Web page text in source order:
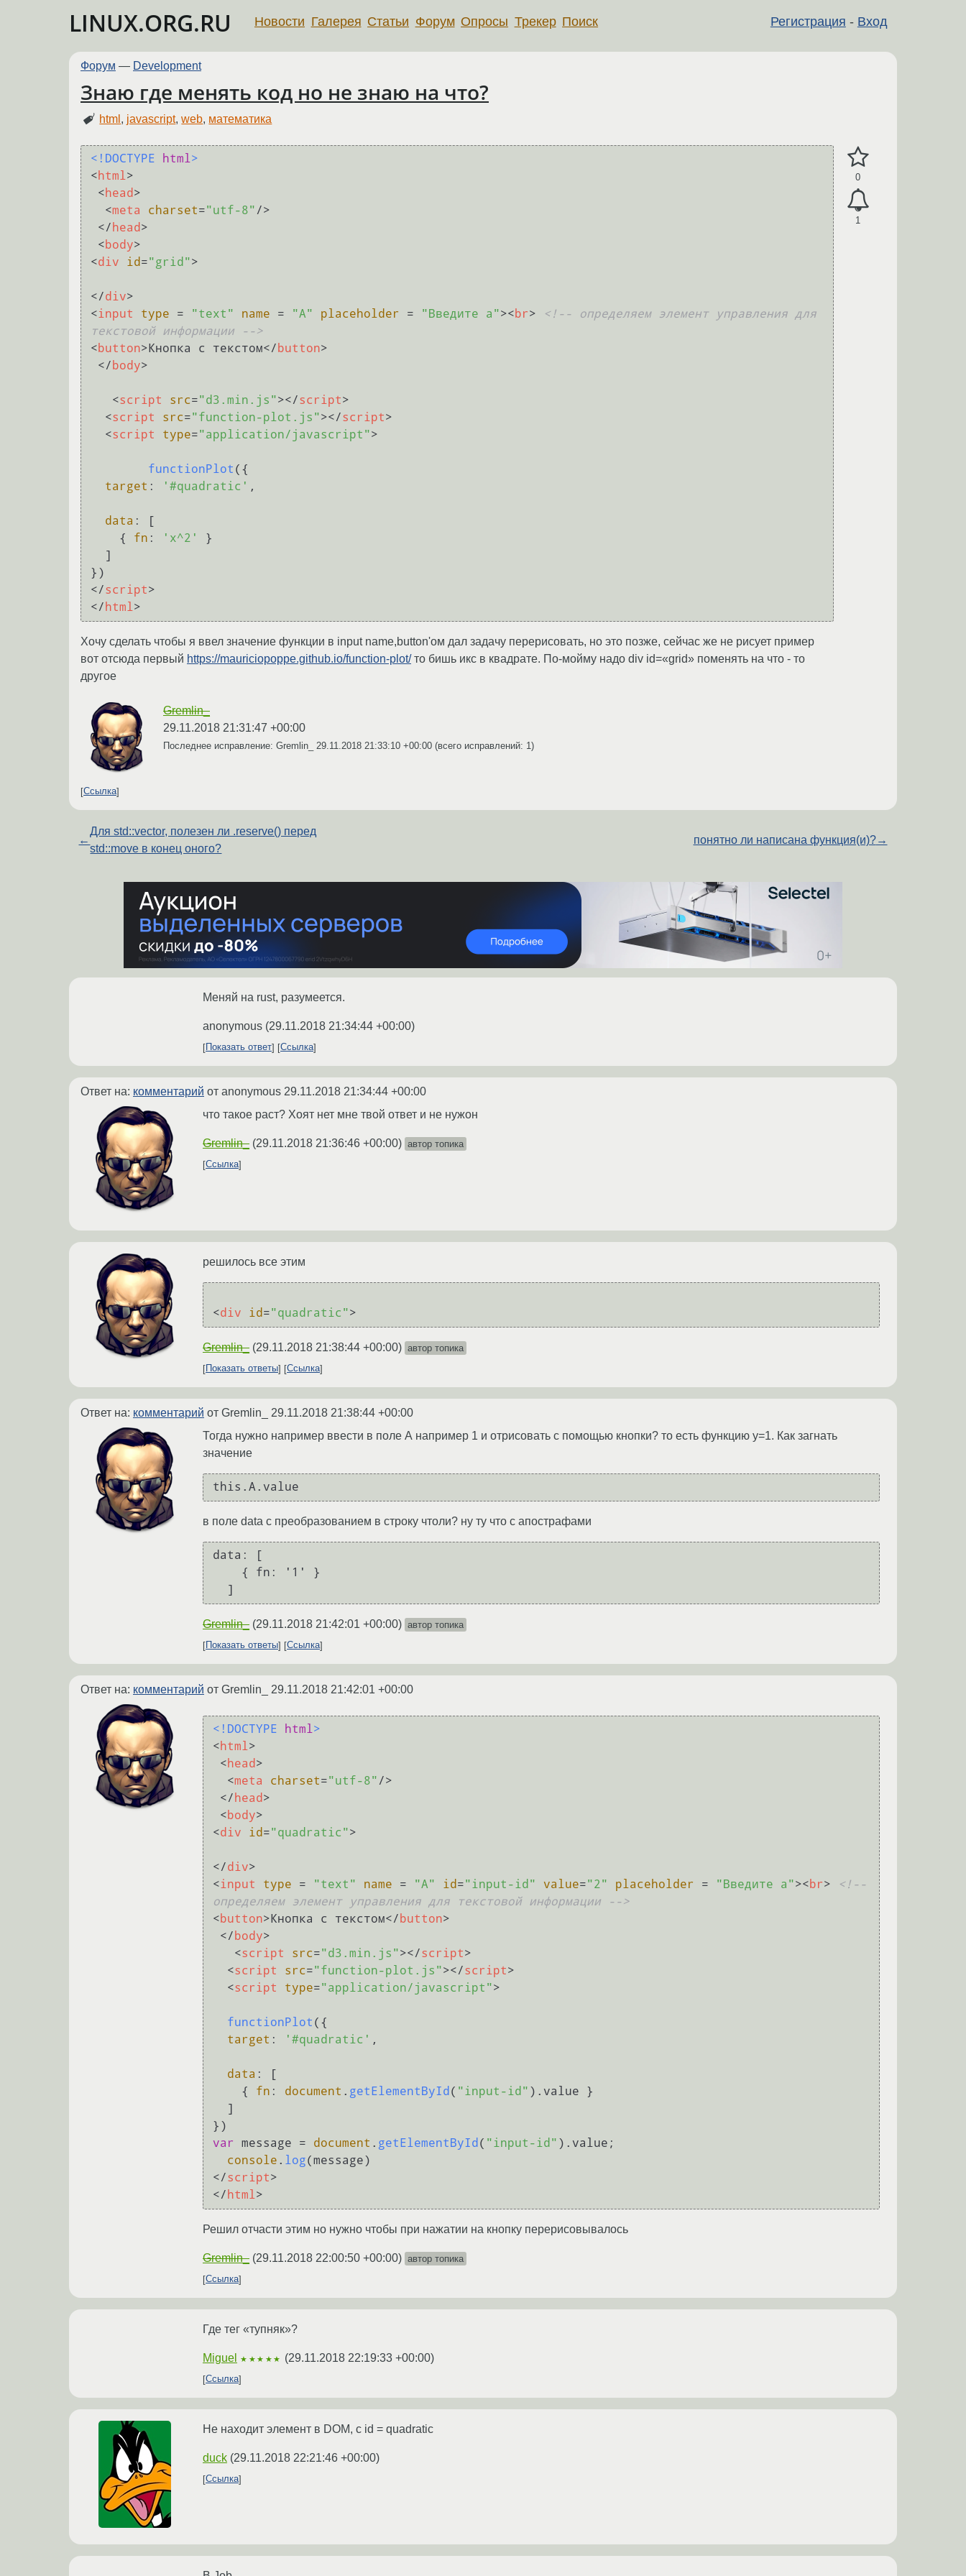
LINUX.ORG.RU Регистрация - Вход
Новости Галерея Статьи Форум Опросы Трекер Поиск
Форум — Development
Знаю где менять код но не знаю на что?
html , javascript,web, математика
0
1
<!DOCTYPE html>
<html>
<head >
<meta charset="utf-8" />
</ head >
<body>
<div id="grid">
</div>
<input type = "text" name = "A" placeholder = "Введите а"><br>
<!-- определяем элемент управления для
текстовой информации -->
<button> Кнопка с текстом</ button>
</ body>
<script src="d3.min.js"></script>
<script src="function-plot.js"></script>
<script type="application/javascript">
functionPlot ({
target : '#quadratic' ,
data : [
    {
fn : 'x^2'
}
</script>
</ html>
Хочу сделать чтобы я ввел значение функции в input name,button'ом дал задачу перерисовать, но это позже, сейчас же не рисует пример
вот отсюда первый https://mauriciopoppe.github.io/function-plot/то бишь икс в квадрате. По-мойму надо div id=«grid» поменять на что - то
другое
Gremlin_
29.11.2018 21:31:47 +00:00
Последнее исправление: Gremlin_ 29.11.2018 21:33:10 +00:00 (всего исправлений: 1)
Ссылка
←
Для std::vector, полезен ли .reserve() перед
std::move в конец оного?
понятно ли написана функция(и)?→
Меняй на rust, разумеется.
anonymous (29.11.2018 21:34:44 +00:00)
Показать ответ Ссылка
Ответ на: комментарий от anonymous 29.11.2018 21:34:44 +00:00
что такое раст? Хоят нет мне твой ответ и не нужон
Gremlin_ (29.11.2018 21:36:46 +00:00) автор топика
Ссылка
решилось все этим
<div id="quadratic">
Gremlin_ (29.11.2018 21:38:44 +00:00) автор топика
Показать ответы
Ссылка
Ответ на: комментарий от Gremlin_ 29.11.2018 21:38:44 +00:00
Тогда нужно например ввести в поле А например 1 и отрисовать с помощью кнопки? то есть функцию y=1. Как загнать
значение
в поле data с преобразованием в строку чтоли? ну ту что с апострафами
data: [
Gremlin_ (29.11.2018 21:42:01 +00:00) автор топика
Показать ответы
Ссылка
Ответ на: комментарий от Gremlin_ 29.11.2018 21:42:01 +00:00
<!DOCTYPE html>
<html>
<head >
<meta charset="utf-8" />
</ head >
<body>
<div id="quadratic">
</div>
<input type = "text" name = "A" id="input-id" value="2" placeholder = "Введите а"><br>
<!--
определяем элемент управления для текстовой информации -->
<button> Кнопка с текстом</ button>
</ body>
<script src="d3.min.js"></script>
<script src="function-plot.js"></script>
<script type="application/javascript">
functionPlot ({
target : '#quadratic' ,
data : [
    {
fn : document . getElementById ( "input-id" ). value }
var
message = document . getElementById ( "input-id" ). value ;
console . log
</script>
</ html>
Решил отчасти этим но нужно чтобы при нажатии на кнопку перерисовывалось
Gremlin_ (29.11.2018 22:00:50 +00:00) автор топика
Ссылка
Где тег «тупняк»?
Miguel ★★★★★ (29.11.2018 22:19:33 +00:00)
Ссылка
Не находит элемент в DOM, с id = quadratic
duck (29.11.2018 22:21:46 +00:00)
Ссылка